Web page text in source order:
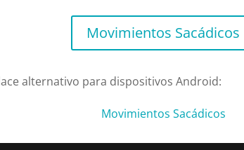
Movimientos Sacádicos
alternativo para dispositivos Android:
Movimientos Sacádicos